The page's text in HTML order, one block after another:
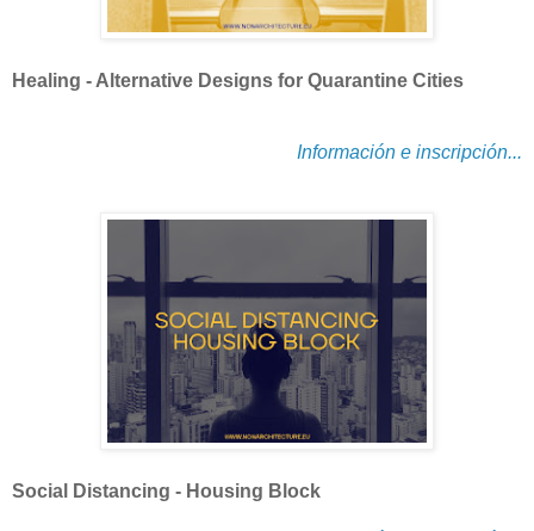
Healing - Alternative Designs for Quarantine Cities
Información e inscripción...
Social Distancing - Housing Block